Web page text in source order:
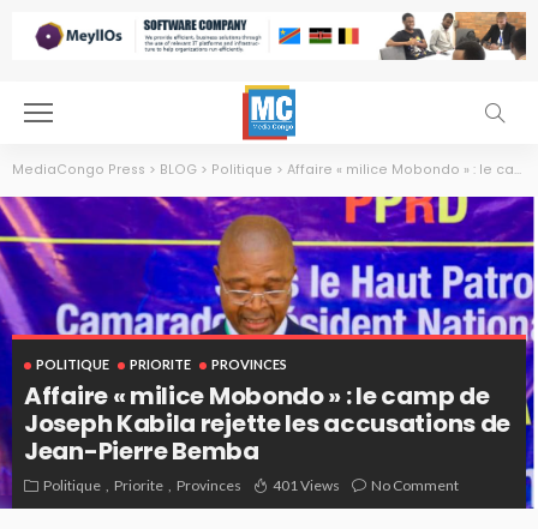
MediaCongo Press > BLOG > Politique > Affaire « milice Mobondo » : le camp de Joseph Kabila rejette les accusations de Jean-Pierre Bemba
POLITIQUE PRIORITE PROVINCES
Affaire « milice Mobondo » : le camp de
Joseph Kabila rejette les accusations de
Jean-Pierre Bemba
Politique Priorite Provinces 401 Views No Comment